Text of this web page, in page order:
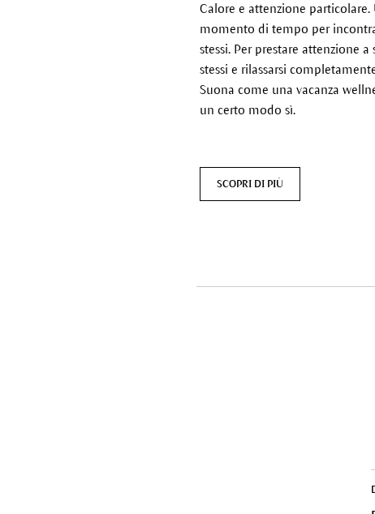
Calore e attenzione particolare.
momento di tempo per
stessi. Per prestare attenzione a
stessi e rilassarsi
Suona come una vacanza
un certo modo sì.
SCOPRI DI PIÙ